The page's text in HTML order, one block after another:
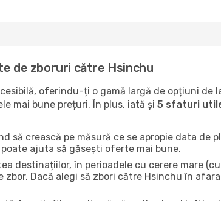
de zboruri către Hsinchu
oferindu-ți o gamă largă de opțiuni de
mai bune prețuri. În plus, iată și 5 sfaturi
să crească pe măsură ce se apropie data de
ajuta să găsești oferte mai bune.
destinațiilor, în perioadele cu cerere mare
Dacă alegi să zbori către Hsinchu în